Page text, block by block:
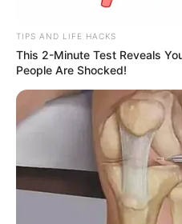
પુત્રીનો જન્મ થયો છે.
પુત્રીના હાથની તસવીર શેર
TIPS AND LIFE HACKS
This 2-Minute Test Reveals
People Are Shocked!